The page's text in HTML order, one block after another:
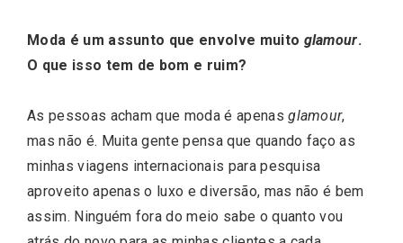
Moda é um assunto que envolve muito glamour.
O que isso tem de bom e ruim?
As pessoas acham que moda é apenasglamour,
mas não é. Muita gente pensa que quando faço as
minhas viagens internacionais para pesquisa
aproveito apenas o luxo e diversão, mas não é bem
assim. Ninguém fora do meio sabe o quanto vou